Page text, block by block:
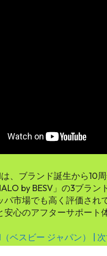
は、ブランド誕生から10
by BESV」の3ブラ
パ市場でも高く評価され
安心のアフターサポート
（ベスビー ジャパン） |